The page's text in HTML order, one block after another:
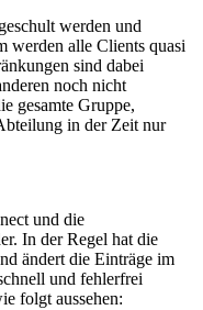
werden und
werden alle Clients quasi
sind dabei
noch nicht
gesamte Gruppe,
in der Zeit nur
und die
In der Regel hat die
ändert die Einträge im
und fehlerfrei
folgt aussehen: